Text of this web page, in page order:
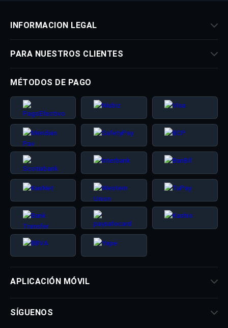
INFORMACION LEGAL
PARA NUESTROS CLIENTES
MÉTODOS DE PAGO
APLICACIÓN MÓVIL
SÍGUENOS